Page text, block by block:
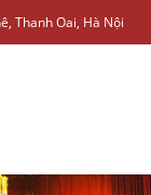
Thanh Oai, Hà Nội